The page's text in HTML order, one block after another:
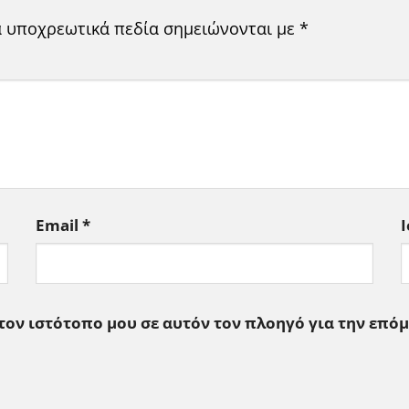
υποχρεωτικά πεδία σημειώνονται με *
Email *
ιστότοπο μου σε αυτόν τον πλοηγό για την